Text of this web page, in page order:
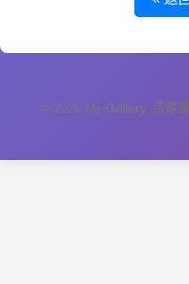
© 2026 My Gallery. 请尊重